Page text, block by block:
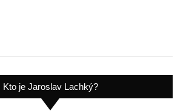
Kto je Jaroslav Lachký?